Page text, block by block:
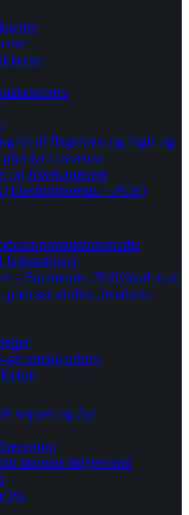
lyt til flagermus og fugle og
i oversize
og fiskekameraer
(Electrophoresis + PCR)
produktionsstudie
ladestationer
– Saramonic, Hollyland m.m
studios, headsets
streaming udstyr
tæpper og dyr
lærende følgesvend
lys